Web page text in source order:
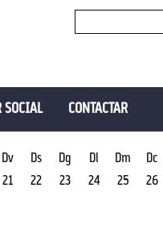
SOCIAL CONTACTAR
Dv
21
Ds
22
Dg
23
Dl
24
Dm
25
Dc
26